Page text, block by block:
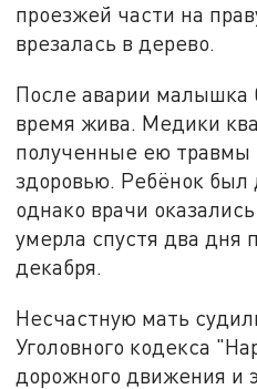
проезжей части на
врезалась в дерево.
После аварии малышка
время жива. Медики
полученные ею травмы
здоровью. Ребёнок был
однако врачи
умерла спустя два дня
декабря.
Несчастную мать
Уголовного кодекса
дорожного движения и